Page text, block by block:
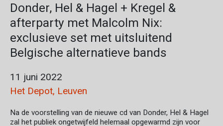
Donder, Hel & Hagel + Kregel &
afterparty met Malcolm Nix:
exclusieve set met uitsluitend
Belgische alternatieve bands
11 juni 2022
Het Depot, Leuven
Na de voorstelling van de nieuwe cd van Donder, Hel & Hagel
zal het publiek ongetwijfeld helemaal opgewarmd zijn voor